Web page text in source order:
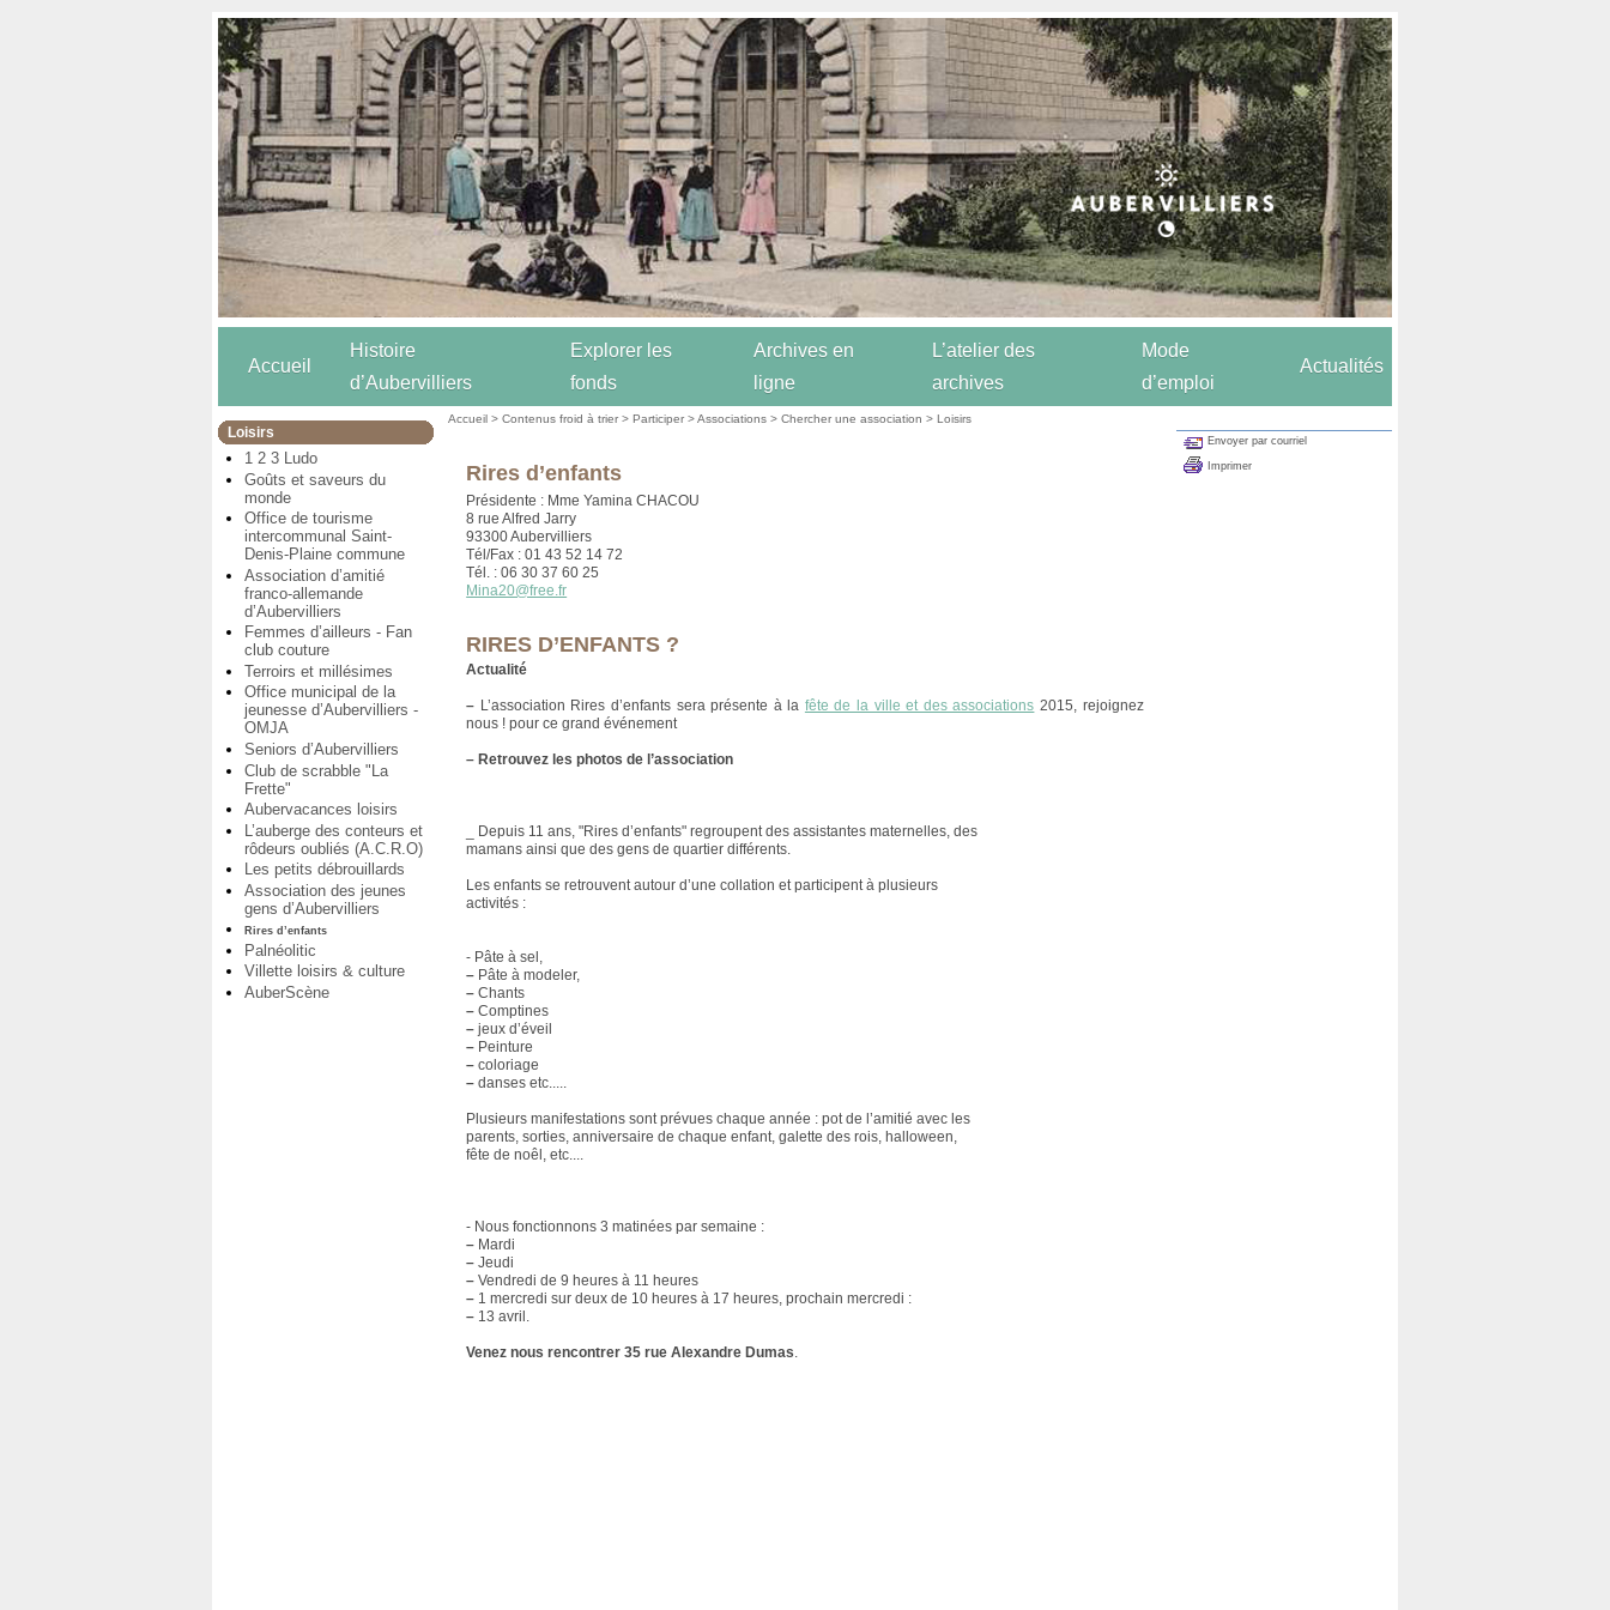
Accueil
Histoire
d’Aubervilliers
Explorer les
fonds
Archives en
ligne
L’atelier des
archives
Mode
d’emploi
Actualités
Loisirs
1 2 3 Ludo
Goûts et saveurs du
monde
Office de tourisme
intercommunal Saint-
Denis-Plaine commune
Association d’amitié
franco-allemande
d’Aubervilliers
Femmes d’ailleurs - Fan
club couture
Terroirs et millésimes
Office municipal de la
jeunesse d’Aubervilliers -
OMJA
Seniors d’Aubervilliers
Club de scrabble "La
Frette"
Aubervacances loisirs
L’auberge des conteurs et
rôdeurs oubliés (A.C.R.O)
Les petits débrouillards
Association des jeunes
gens d’Aubervilliers
Rires d’enfants
Palnéolitic
Villette loisirs & culture
AuberScène
Accueil >Contenus froid à trier >Participer >Associations >Chercher une association >Loisirs
Rires d’enfants
Présidente : Mme Yamina CHACOU
8 rue Alfred Jarry
93300 Aubervilliers
Tél/Fax : 01 43 52 14 72
Tél. : 06 30 37 60 25
Mina20@free.fr
RIRES D’ENFANTS ?
Actualité
– L’association Rires d’enfants sera présente à la fête de la ville et des associations 2015, rejoignez
nous ! pour ce grand événement
– Retrouvez les photos de l’association
_ Depuis 11 ans, "Rires d’enfants" regroupent des assistantes maternelles, des
mamans ainsi que des gens de quartier différents.
Les enfants se retrouvent autour d’une collation et participent à plusieurs
activités :
- Pâte à sel,
– Pâte à modeler,
– Chants
– Comptines
– jeux d’éveil
– Peinture
– coloriage
– danses etc.....
Plusieurs manifestations sont prévues chaque année : pot de l’amitié avec les
parents, sorties, anniversaire de chaque enfant, galette des rois, halloween,
fête de noêl, etc....
- Nous fonctionnons 3 matinées par semaine :
– Mardi
– Jeudi
– Vendredi de 9 heures à 11 heures
– 1 mercredi sur deux de 10 heures à 17 heures, prochain mercredi :
– 13 avril.
Venez nous rencontrer 35 rue Alexandre Dumas
Envoyer par courriel
Imprimer